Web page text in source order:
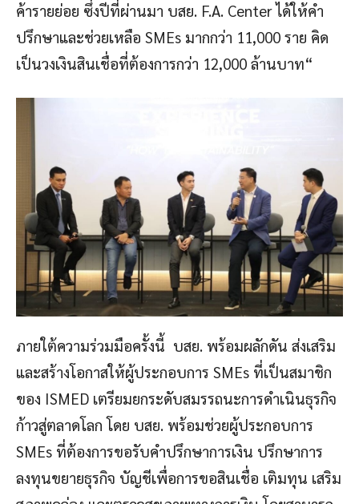
ค้ารายย่อย ซึ่งปีที่ผ่านมา บสย. F.A. Center ได้ให้คำ
ปรึกษาและช่วยเหลือ SMEs มากกว่า 11,000 ราย คิด
เป็นวงเงินสินเชื่อที่ต้องการกว่า 12,000 ล้านบาท“
ภายใต้ความร่วมมือครั้งนี้ บสย. พร้อมผลักดัน ส่งเสริม
และสร้างโอกาสให้ผู้ประกอบการ SMEs ที่เป็นสมาชิก
ของ ISMED เตรียมยกระดับสมรรถนะการดำเนินธุรกิจ
ก้าวสู่ตลาดโลก โดย บสย. พร้อมช่วยผู้ประกอบการ
SMEs ที่ต้องการขอรับคำปรึกษาการเงิน ปรึกษาการ
ลงทุนขยายธุรกิจ บัญชีเพื่อการขอสินเชื่อ เติมทุน เสริม